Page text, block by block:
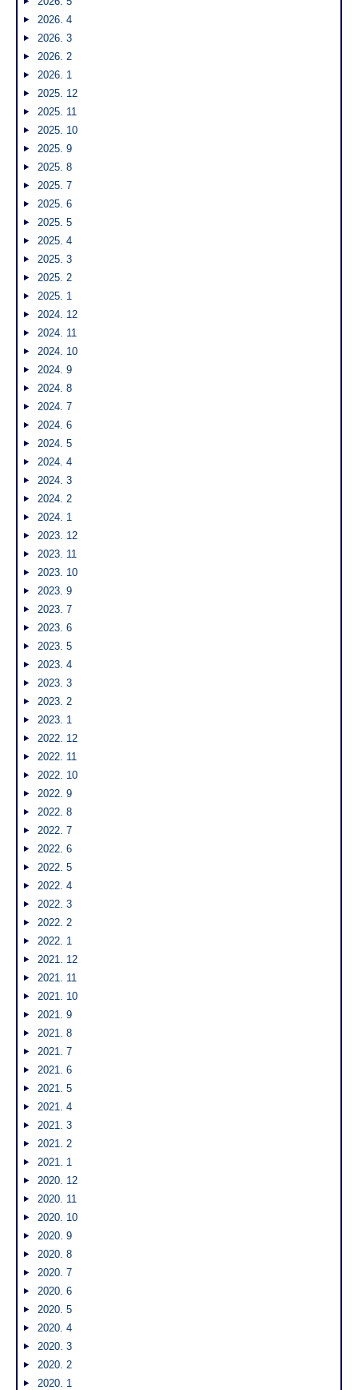
2026. 4
2026. 3
2026. 2
2026. 1
2025. 12
2025. 11
2025. 10
2025. 9
2025. 8
2025. 7
2025. 6
2025. 5
2025. 4
2025. 3
2025. 2
2025. 1
2024. 12
2024. 11
2024. 10
2024. 9
2024. 8
2024. 7
2024. 6
2024. 5
2024. 4
2024. 3
2024. 2
2024. 1
2023. 12
2023. 11
2023. 10
2023. 9
2023. 7
2023. 6
2023. 5
2023. 4
2023. 3
2023. 2
2023. 1
2022. 12
2022. 11
2022. 10
2022. 9
2022. 8
2022. 7
2022. 6
2022. 5
2022. 4
2022. 3
2022. 2
2022. 1
2021. 12
2021. 11
2021. 10
2021. 9
2021. 8
2021. 7
2021. 6
2021. 5
2021. 4
2021. 3
2021. 2
2021. 1
2020. 12
2020. 11
2020. 10
2020. 9
2020. 8
2020. 7
2020. 6
2020. 5
2020. 4
2020. 3
2020. 2
2020. 1